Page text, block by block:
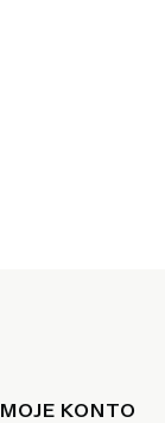
MOJE KONTO